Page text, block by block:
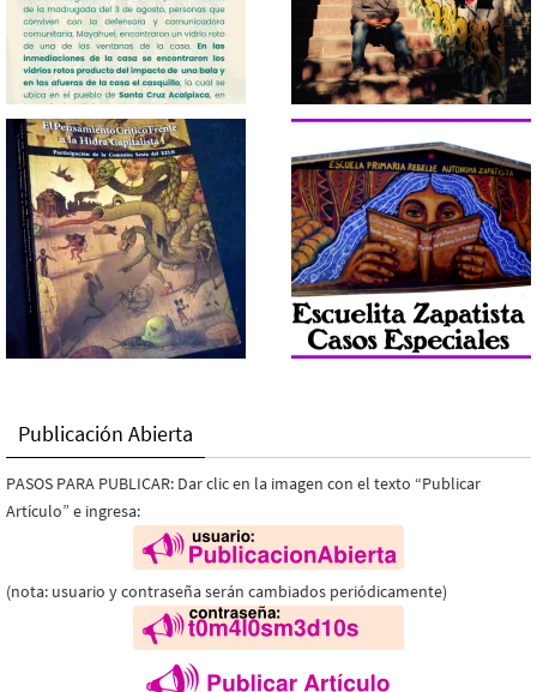
Publicación Abierta
PASOS PARA PUBLICAR: Dar clic en la imagen con el texto “Publicar
Artículo” e ingresa:
(nota: usuario y contraseña serán cambiados periódicamente)